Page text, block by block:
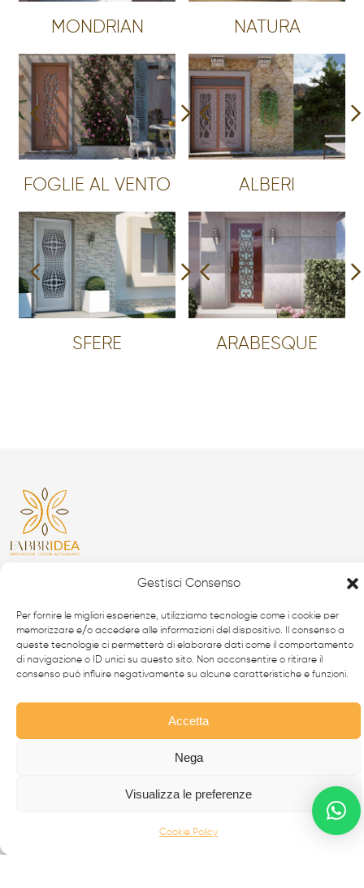
Gestisci Consenso
Per fornire le migliori esperienze, utilizziamo tecnologie come i cookie per
memorizzare e/o accedere alle informazioni del dispositivo. Il consenso a
queste tecnologie ci permetterà di elaborare dati come il comportamento
di navigazione o ID unici su questo sito. Non acconsentire o ritirare il
consenso può influire negativamente su alcune caratteristiche e funzioni.
Accetta
Nega
Visualizza le preferenze
Cookie Policy
MONDRIAN NATURA
FOGLIE AL VENTO ALBERI
SFERE ARABESQUE
professionistiFabbrIdea progettano
simbolo dell’eccellenza made in Italynel mondo.
CANCELLI MODERNI